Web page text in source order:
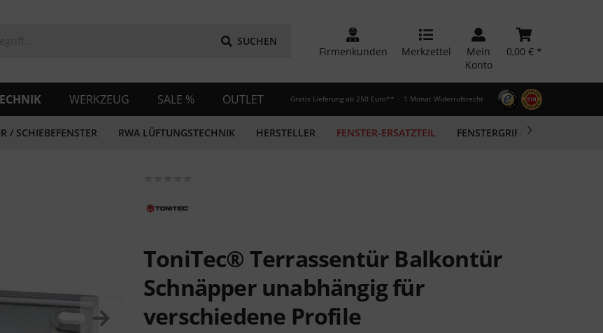
SUCHEN
Firmenkunden Merkzettel
Mein
Konto
0,00 € *
/ SCHIEBEFENSTER RWA LÜFTUNGSTECHNIK HERSTELLER FENSTER-ERSATZTEIL FENSTERGRIFF 
WERKZEUG SALE % OUTLET Gratis Lieferung ab 250 Euro** 1 Monat Widerrufsrecht
ToniTec® Terrassentür Balkontür
Schnäpper unabhängig für
verschiedene Profile